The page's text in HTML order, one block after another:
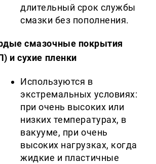
длительный срок службы
смазки без пополнения.
смазочные покрытия
и сухие пленки
Используются в
экстремальных условиях:
при очень высоких или
низких температурах, в
вакууме, при очень
высоких нагрузках, когда
жидкие и пластичные